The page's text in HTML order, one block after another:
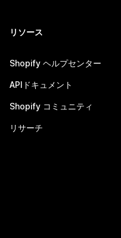
リソース
Shopify ヘルプセンター
APIドキュメント
Shopify コミュニティ
リサーチ